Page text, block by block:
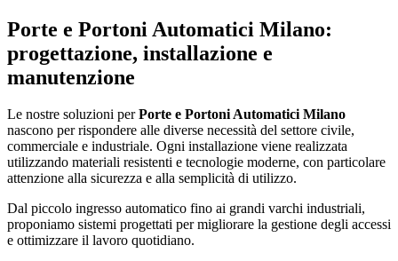
Porte e Portoni Automatici Milano:
progettazione, installazione e
manutenzione
Le nostre soluzioni perPorte e Portoni Automatici Milano
nascono per rispondere alle diverse necessità del settore civile,
commerciale e industriale. Ogni installazione viene realizzata
utilizzando materiali resistenti e tecnologie moderne, con particolare
attenzione alla sicurezza e alla semplicità di utilizzo.
Dal piccolo ingresso automatico fino ai grandi varchi industriali,
proponiamo sistemi progettati per migliorare la gestione degli accessi
e ottimizzare il lavoro quotidiano.